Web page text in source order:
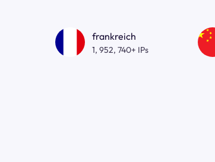
frankreich
1, 952, 740+ IPs